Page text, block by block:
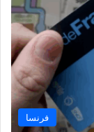
فرنسا